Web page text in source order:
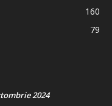
160
79
2024